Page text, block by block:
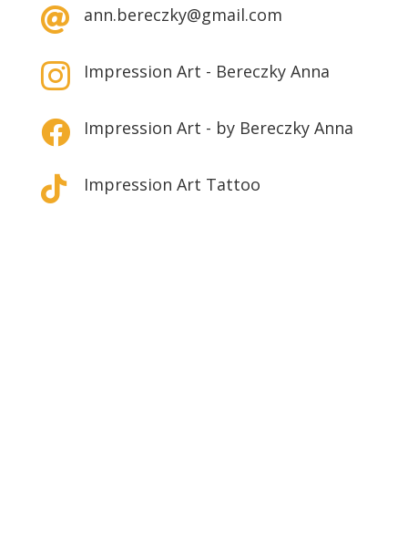
 ann.bereczky@gmail.com
 Impression Art - Bereczky Anna
 Impression Art - by Bereczky Anna
 Impression Art Tattoo